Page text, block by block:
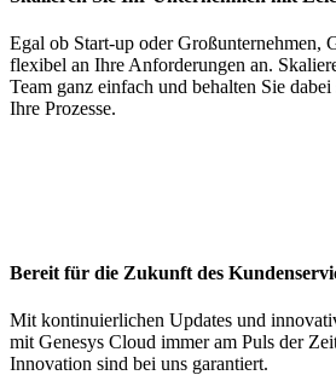
Egal ob Start-up oder Großunternehmen,
flexibel an Ihre Anforderungen an.
Team ganz einfach und behalten Sie
Ihre Prozesse.
Bereit für die Zukunft des
Mit kontinuierlichen Updates und
mit Genesys Cloud immer am Puls der
Innovation sind bei uns garantiert.